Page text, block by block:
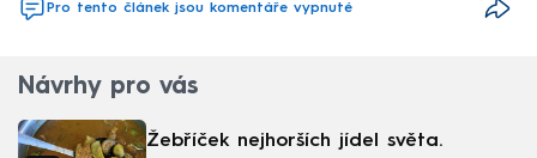
Pro tento článek jsou komentáře vypnuté
Návrhy pro vás
Žebříček nejhorších jídel světa.